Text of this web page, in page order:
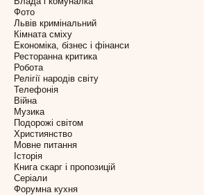
Фото
Львів кримінальний
Кімната сміху
Економіка, бізнес і фінанси
Ресторанна критика
Робота
Релігії народів світу
Телефонія
Війна
Музика
Подорожі світом
Християнство
Мовне питання
Історія
Книга скарг і пропозицій
Серіали
Форумна кухня